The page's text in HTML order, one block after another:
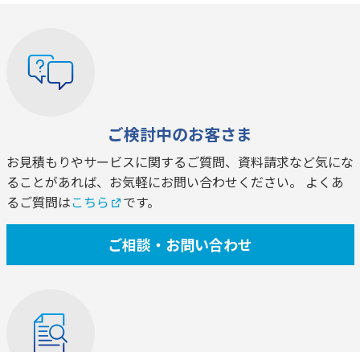
ご検討中のお客さま
お見積もりやサービスに関するご質問、資料請求など気にな
ることがあれば、お気軽にお問い合わせください。 よくあ
るご質問はこちら です。
ご相談・お問い合わせ